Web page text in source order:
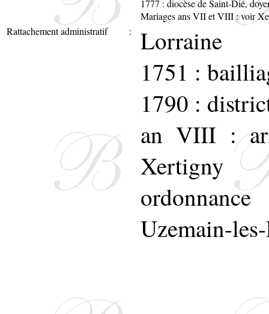
1777 : diocèse de Saint-Dié,
Mariages ans VII et VIII : voir
Rattachement administratif
:
Lorraine
1751 :
1790 :
an VIII :
Xertigny
Uzemain-